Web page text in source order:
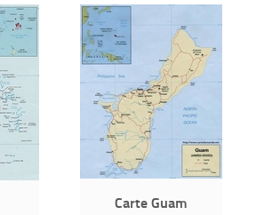
Carte Guam